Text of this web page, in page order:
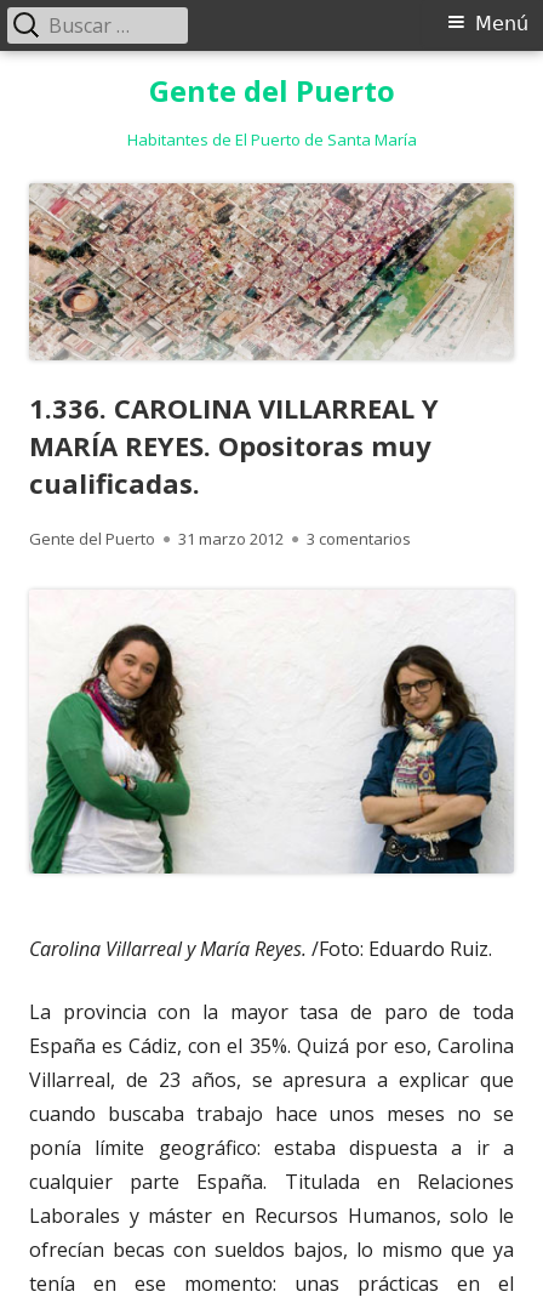
Gente del Puerto
Habitantes de El Puerto de Santa María
Menú
Menú
Buscar:
1.336. CAROLINA VILLARREAL Y
MARÍA REYES. Opositoras muy
cualificadas.
Autor
Gente del Puerto
Publicado
31 marzo 2012 3 comentarios
Carolina Villarreal y María Reyes. /Foto: Eduardo Ruiz.
La provincia con la mayor tasa de paro de toda
España es Cádiz, con el 35%. Quizá por eso, Carolina
Villarreal, de 23 años, se apresura a explicar que
cuando buscaba trabajo hace unos meses no se
ponía límite geográfico: estaba dispuesta a ir a
cualquier parte España. Titulada en Relaciones
Laborales y máster en Recursos Humanos, solo le
ofrecían becas con sueldos bajos, lo mismo que ya
tenía en ese momento: unas prácticas en el